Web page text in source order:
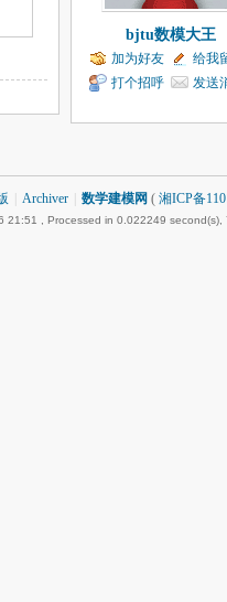
bjtu数模大王
加为好友
给我
打个招呼
发送
Archiver 数学建模网 ( 湘ICP备
21:51 , Processed in 0.022249 second(s),